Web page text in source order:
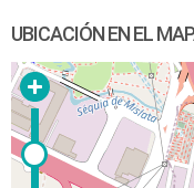
UBICACIÓN EN EL